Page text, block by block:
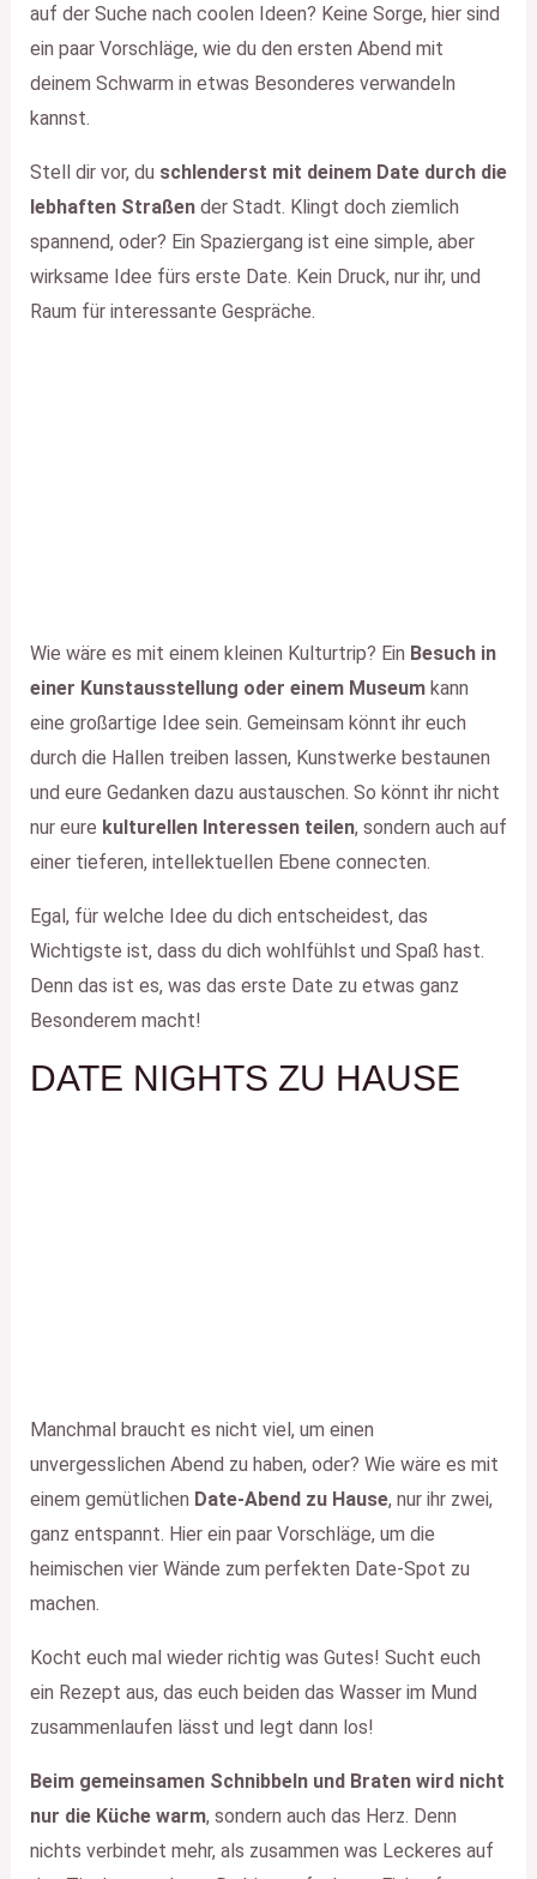
auf der Suche nach coolen Ideen? Keine Sorge, hier sind
ein paar Vorschläge, wie du den ersten Abend mit
deinem Schwarm in etwas Besonderes verwandeln
kannst.
Stell dir vor, du schlenderst mit deinem Date durch die
lebhaften Straßender Stadt. Klingt doch ziemlich
spannend, oder? Ein Spaziergang ist eine simple, aber
wirksame Idee fürs erste Date. Kein Druck, nur ihr, und
Raum für interessante Gespräche.
Wie wäre es mit einem kleinen Kulturtrip? Ein Besuch in
einer Kunstausstellung oder einem Museumkann
eine großartige Idee sein. Gemeinsam könnt ihr euch
durch die Hallen treiben lassen, Kunstwerke bestaunen
und eure Gedanken dazu austauschen. So könnt ihr nicht
nur eure kulturellen Interessen teilen, sondern auch auf
einer tieferen, intellektuellen Ebene connecten.
Egal, für welche Idee du dich entscheidest, das
Wichtigste ist, dass du dich wohlfühlst und Spaß hast.
Denn das ist es, was das erste Date zu etwas ganz
Besonderem macht!
DATE NIGHTS ZU HAUSE
Manchmal braucht es nicht viel, um einen
unvergesslichen Abend zu haben, oder? Wie wäre es mit
einem gemütlichen Date-Abend zu Hause, nur ihr zwei,
ganz entspannt. Hier ein paar Vorschläge, um die
heimischen vier Wände zum perfekten Date-Spot zu
machen.
Kocht euch mal wieder richtig was Gutes! Sucht euch
ein Rezept aus, das euch beiden das Wasser im Mund
zusammenlaufen lässt und legt dann los!
Beim gemeinsamen Schnibbeln und Braten wird nicht
nur die Küche warm, sondern auch das Herz. Denn
nichts verbindet mehr, als zusammen was Leckeres auf